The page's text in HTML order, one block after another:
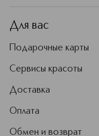
Для вас
Подарочные карты
Сервисы красоты
Доставка
Оплата
Обмен и возврат